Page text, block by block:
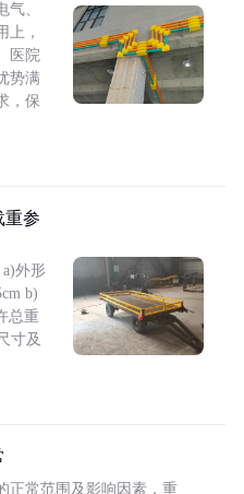
、
上，
医院
势满
，保
重参
外形
b)
总重
寸及
正常范围及影响因素，重